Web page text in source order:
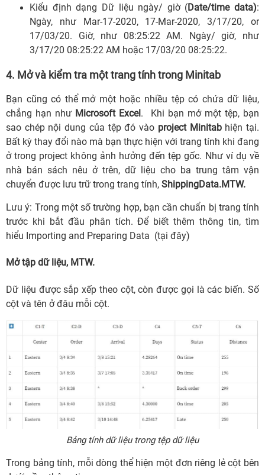
Kiểu định dạng Dữ liệu ngày/ giờ (Date/time data):
Ngày, như Mar-17-2020, 17-Mar-2020, 3/17/20, or
17/03/20. Giờ, như 08:25:22 AM. Ngày/ giờ, như
3/17/20 08:25:22 AM hoặc 17/03/20 08:25:22.
4. Mở và kiểm tra một trang tính trong Minitab
Bạn cũng có thể mở một hoặc nhiều tệp có chứa dữ liệu,
chẳng hạn như Microsoft Excel . Khi bạn mở một tệp, bạn
sao chép nội dung của tệp đó vào project Minitabhiện tại.
Bất kỳ thay đổi nào mà bạn thực hiện với trang tính khi đang
ở trong project không ảnh hưởng đến tệp gốc. Như ví dụ về
nhà bán sách nêu ở trên, dữ liệu cho ba trung tâm vận
chuyển được lưu trữ trong trang tính, ShippingData.MTW.
Lưu ý: Trong một số trường hợp, bạn cần chuẩn bị trang tính
trước khi bắt đầu phân tích. Để biết thêm thông tin, tìm
hiểu Importing and Preparing Data (tại đây)
Mở tập dữ liệu, MTW.
Dữ liệu được sắp xếp theo cột, còn được gọi là các biến. Số
cột và tên ở đâu mỗi cột.
Bảng tính dữ liệu trong tệp dữ liệu
Trong bảng tính, mỗi dòng thể hiện một đơn riêng lẻ cột bên